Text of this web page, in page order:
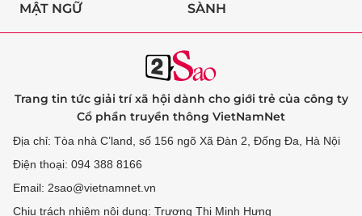
MẬT NGỮ SÀNH
Trang tin tức giải trí xã hội dành cho giới trẻ của công ty
Cổ phần truyền thông VietNamNet
Địa chỉ: Tòa nhà C’land, số 156 ngõ Xã Đàn 2, Đống Đa, Hà Nội
Điện thoại: 094 388 8166
Email: 2sao@vietnamnet.vn
Chịu trách nhiệm nội dung: Trương Thị Minh Hưng